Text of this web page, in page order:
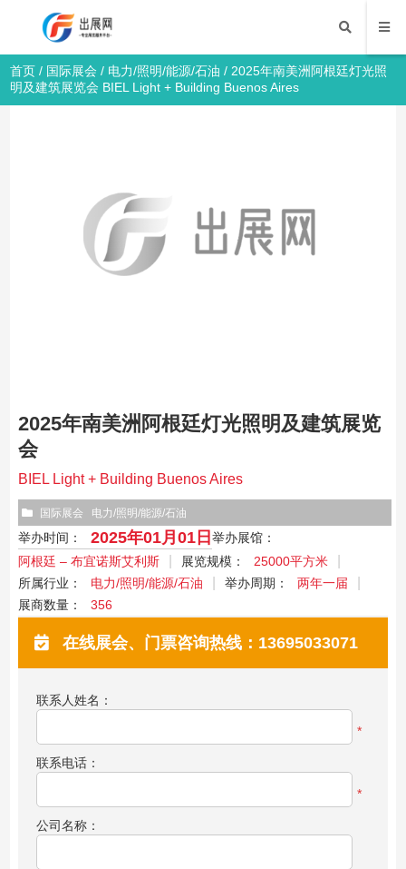
首页 / 国际展会 / 电力/照明/能源/石油 / 2025年南美洲阿根廷灯光照
明及建筑展览会 BIEL Light + Building Buenos Aires
2025年南美洲阿根廷灯光照明及建筑展览
会
BIEL Light + Building Buenos Aires
国际展会 电力/照明/能源/石油
举办时间： 2025年01月01日 举办展馆：
阿根廷 – 布宜诺斯艾利斯
展览规模：
25000平方米
所属行业：
电力/照明/能源/石油 举办周期：
两年一届
展商数量：
356
在线展会、门票咨询热线：13695033071
联系人姓名：
*
联系电话：
*
公司名称：